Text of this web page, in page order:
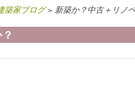
築家ブログ> 新築か？中古＋リノ